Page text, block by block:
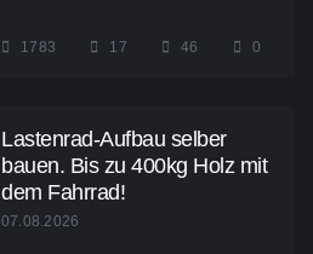
1783 17 46 0
Lastenrad-Aufbau selber
bauen. Bis zu 400kg Holz mit
dem Fahrrad!
07.08.2026